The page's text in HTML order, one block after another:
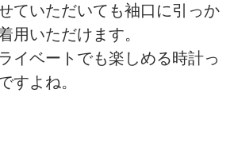
ていただいても袖口に引っか
用いただけます。
イベートでも楽しめる時計っ
すよね。